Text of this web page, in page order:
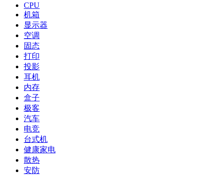
CPU
机箱
显示器
空调
固态
打印
投影
耳机
内存
盒子
极客
汽车
电竞
台式机
健康家电
散热
安防